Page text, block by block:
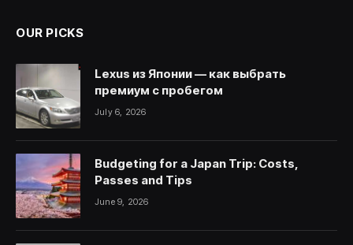
OUR PICKS
Lexus из Японии — как выбрать
премиум с пробегом
July 6, 2026
Budgeting for a Japan Trip: Costs,
Passes and Tips
June 9, 2026